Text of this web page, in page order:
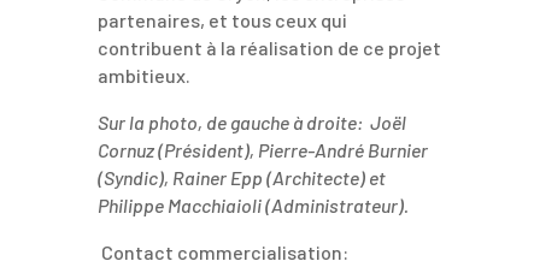
partenaires, et tous ceux qui
contribuent à la réalisation de ce projet
ambitieux.
Sur la photo, de gauche à droite: Joël
Cornuz (Président), Pierre-André Burnier
(Syndic), Rainer Epp (Architecte) et
Philippe Macchiaioli(Administrateur).
Contact commercialisation: